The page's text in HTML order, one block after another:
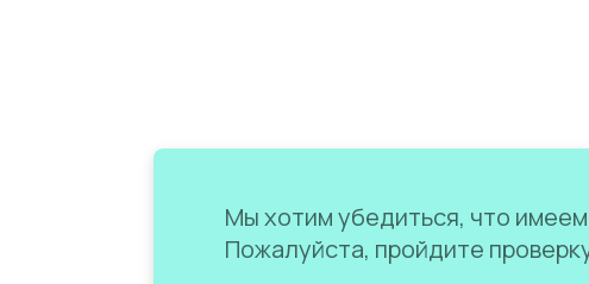
Мы хотим убедиться, что
Пожалуйста, пройдите